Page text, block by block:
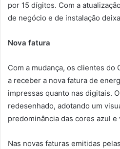
por 15 dígitos. Com a
de negócio e de instalação
Nova fatura
Com a mudança, os clientes do
a receber a nova fatura de
impressas quanto nas digitais.
redesenhado, adotando um
predominância das cores azul e
Nas novas faturas emitidas